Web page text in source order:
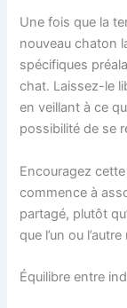
Une fois que la
nouveau chaton
spécifiques
chat. Laissez-le
en veillant à ce
possibilité de se
Encouragez
commence à
partagé, plutôt
que l’un ou
Équilibre entre